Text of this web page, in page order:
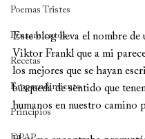
Poemas Tristes
Pensamientos
Recetas
Emprendimiento
Principios
Este blog lleva el nombre de
Viktor Frankl que a mi
los mejores que se hayan
búsqueda de sentido que
humanos en nuestro camino